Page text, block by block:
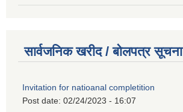
सार्वजनिक खरीद / बोलपत्र सूचना
Invitation for natioanal completition
Post date: 02/24/2023 - 16:07